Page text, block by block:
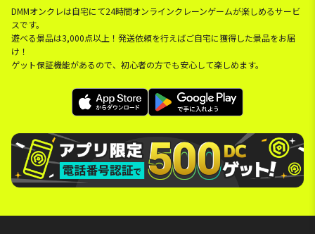
DMMオンクレは自宅にて24時間オンラインクレーンゲームが楽しめるサービ
スです。
遊べる景品は3,000点以上！発送依頼を行えばご自宅に獲得した景品をお届
け！
ゲット保証機能があるので、初心者の方でも安心して楽しめます。